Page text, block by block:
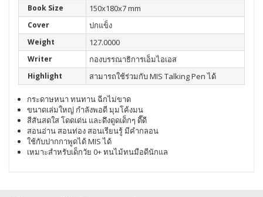
Book Size 150x180x7 mm
Cover ปกแข็ง
Weight 127.0000
Writer กองบรรณาธิการเอ็มไอเอส
Highlight สามารถใช้ร่วมกับ MIS Talking Pen ได้
กระดาษหนา ทนทาน ฉีกไม่ขาด
ขนาดเล่มใหญ่ กำลังพอดี มุมโค้งมน
สีสันสดใส โดดเด่น และดึงดูดเด็กๆ ดี๊ดี
สอนอ่าน สอนท่อง สอนเรียนรู้ มีคำกลอน
ใช้กับปากกาพูดได้ MIS ได้
เหมาะสำหรับเด็กวัย 0+ ทนไม้ทนมือดีนักแล